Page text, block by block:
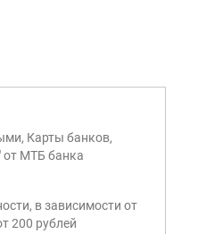
Карты банков,
от МТБ банка
в зависимости от
200 рублей